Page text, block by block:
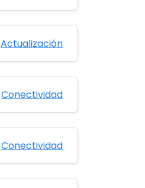
Actualización
Conectividad
Conectividad